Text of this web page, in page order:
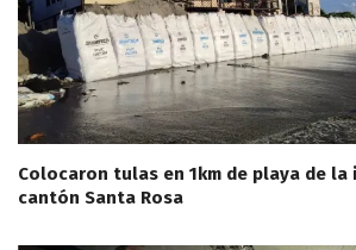
Colocaron tulas en 1km de playa de la
cantón Santa Rosa